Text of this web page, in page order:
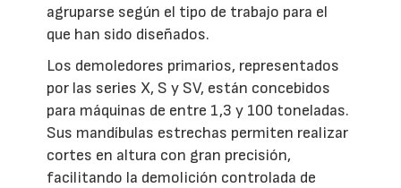
agruparse según el tipo de trabajo para el
que han sido diseñados.
Los demoledores primarios, representados
por las series X, S y SV, están concebidos
para máquinas de entre 1,3 y 100 toneladas.
Sus mandíbulas estrechas permiten realizar
cortes en altura con gran precisión,
facilitando la demolición controlada de